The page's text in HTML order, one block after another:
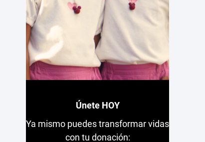
Únete HOY
Ya mismo puedes transformar vidas
con tu donación: